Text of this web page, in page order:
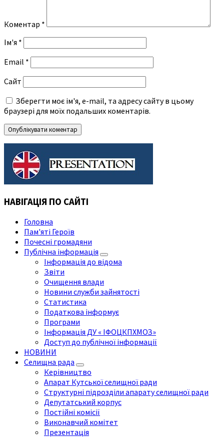
Коментар *
Ім'я *
Email *
Сайт
Зберегти моє ім'я, e-mail, та адресу сайту в цьому
браузері для моїх подальших коментарів.
НАВІГАЦІЯ ПО САЙТІ
Головна
Пам'яті Героїв
Почесні громадяни
Публічна інформація
Інформація до відома
Звіти
Очищення влади
Новини служби зайнятості
Статистика
Податкова інформує
Програми
Інформація ДУ « ІФОЦКПХМОЗ»
Доступ до публічної інформації
НОВИНИ
Селищна рада
Керівництво
Апарат Кутської селищної ради
Структурні підрозділи апарату селищної ради
Депутатський корпус
Постійні комісії
Виконавчий комітет
Презентація